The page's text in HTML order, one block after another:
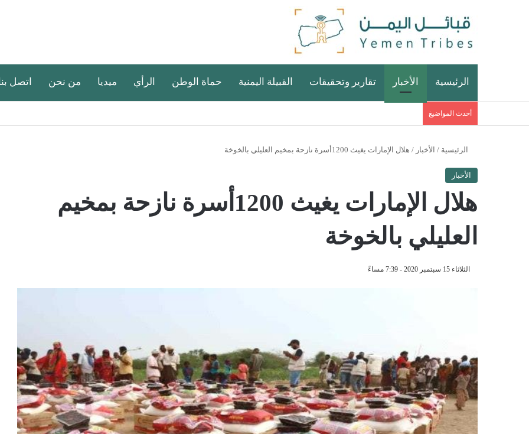
الرئيسية الأخبار تقارير وتحقيقات القبيلة اليمنية حماة الوطن الرأي ميديا من نحن اتصل
أحدث المواضيغ
الرئيسية / الأخبار / هلال الإمارات يغيث 1200أسرة نازحة بمخيم العليلي بالخوخة
الأخبار
هلال الإمارات يغيث 1200أسرة نازحة بمخيم
العليلي بالخوخة
الثلاثاء 15 سبتمبر 2020 - 7:39 مساءً